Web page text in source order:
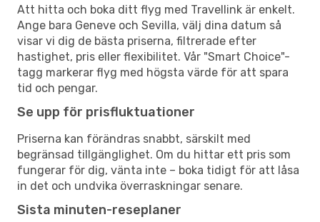
Att hitta och boka ditt flyg med Travellink är enkelt.
Ange bara Geneve och Sevilla, välj dina datum så
visar vi dig de bästa priserna, filtrerade efter
hastighet, pris eller flexibilitet. Vår "Smart Choice"-
tagg markerar flyg med högsta värde för att spara
tid och pengar.
Se upp för prisfluktuationer
Priserna kan förändras snabbt, särskilt med
begränsad tillgänglighet. Om du hittar ett pris som
fungerar för dig, vänta inte – boka tidigt för att låsa
in det och undvika överraskningar senare.
Sista minuten-reseplaner